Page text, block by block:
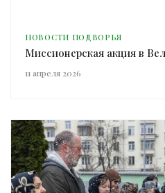
НОВОСТИ ПОДВОРЬЯ
Миссионерская акция в
11 апреля 2026